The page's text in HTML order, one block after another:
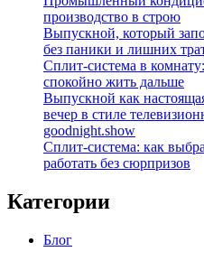
производство в строю
Выпускной, который
без паники и лишних
Сплит‑система в
спокойно жить дальше
Выпускной как
вечер в стиле
goodnight.show
Сплит‑система: как
работать без сюрпризов
Категории
Блог